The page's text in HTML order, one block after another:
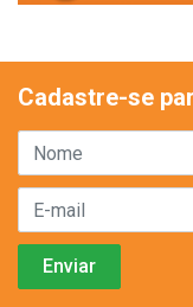
Cadastre-se